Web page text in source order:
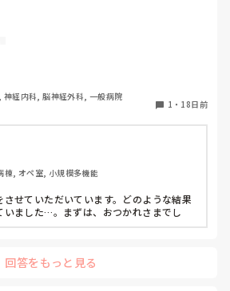
で6月から休職して勤務していた病院の
るのですが、総合病院で働いていたの
頑張りたいと思い小児関係を調べて応
ていたことではあるのですが、臨床経
に早期離職した新卒看護師なんてどこ
です。
もありますが、休職する前は動悸や下
飲みながら変えながらでも中途覚醒が
のまま死んでいないかなと思う毎日で
神経内科, 脳神経外科, 一般病院
1 ・ 18日前
棟, オペ室, 小規模多機能
させていただいています。どのような結果
いました…。まずは、おつかれさまでし
ますが、1ヶ月で適応障害は短期間で良く
回答をもっと見る